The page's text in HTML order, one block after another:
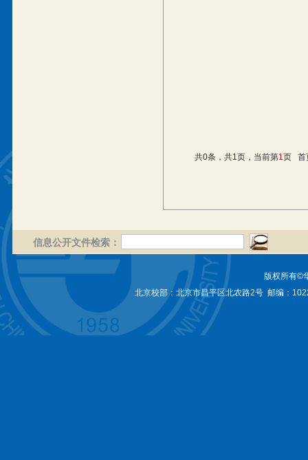
共0条，共1页，当前第1页 首
信息公开文件检索：
版权所有©
北京校部：北京市昌平区北农路2号 邮编：